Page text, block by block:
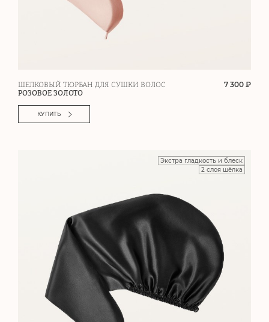
ШЕЛКОВЫЙ ТЮРБАН ДЛЯ СУШКИ ВОЛОС
РОЗОВОЕ ЗОЛОТО
7 300 ₽
КУПИТЬ
Экстра гладкость и блеск
2 слоя шёлка